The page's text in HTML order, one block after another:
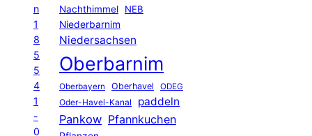
n
1
8
5
5
4
1
-
0
Nachthimmel
NEB
Niederbarnim
Niedersachsen
Oberbarnim
Oberbayern Oberhavel ODEG
Oder-Havel-Kanal paddeln
Pankow Pfannkuchen